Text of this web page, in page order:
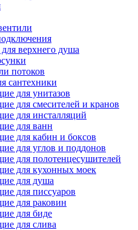
верхнего душа
потоков
сантехники
для унитазов
для смесителей и кранов
для инсталляций
для ванн
для кабин и боксов
для углов и поддонов
для полотенцесушителей
для кухонных моек
для душа
для писсуаров
для раковин
для биде
для слива